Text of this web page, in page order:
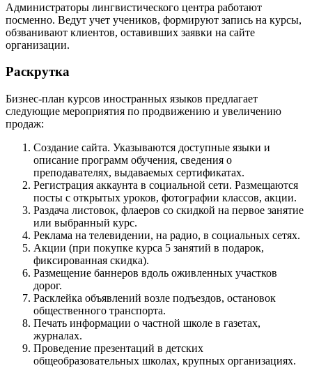
Администраторы лингвистического центра работают
посменно. Ведут учет учеников, формируют запись на курсы,
обзванивают клиентов, оставивших заявки на сайте
организации.
Раскрутка
Бизнес-план курсов иностранных языков предлагает
следующие мероприятия по продвижению и увеличению
продаж:
Создание сайта. Указываются доступные языки и
описание программ обучения, сведения о
преподавателях, выдаваемых сертификатах.
Регистрация аккаунта в социальной сети. Размещаются
посты с открытых уроков, фотографии классов, акции.
Раздача листовок, флаеров со скидкой на первое занятие
или выбранный курс.
Реклама на телевидении, на радио, в социальных сетях.
Акции (при покупке курса 5 занятий в подарок,
фиксированная скидка).
Размещение баннеров вдоль оживленных участков
дорог.
Расклейка объявлений возле подъездов, остановок
общественного транспорта.
Печать информации о частной школе в газетах,
журналах.
Проведение презентаций в детских
общеобразовательных школах, крупных организациях.